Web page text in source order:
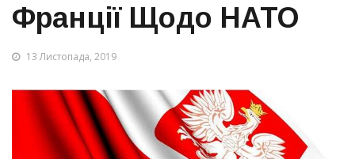
Франції Щодо НАТО
13 Листопада, 2019